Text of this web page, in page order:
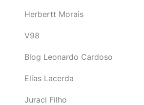
Herbertt Morais
V98
Blog Leonardo Cardoso
Elias Lacerda
Juraci Filho